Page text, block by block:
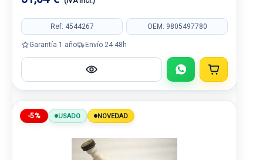
Ref: 4544267 OEM: 9805497780
Garantía 1 año Envío 24-48h
-5% USADO NOVEDAD